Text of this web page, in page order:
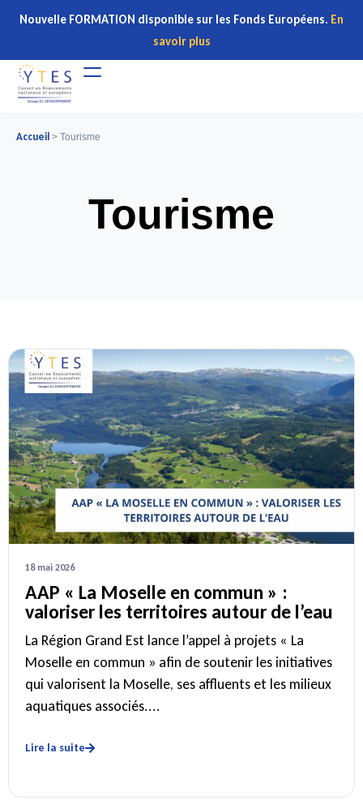
Nouvelle FORMATION disponible sur les Fonds Européens. En
savoir plus
Accueil > Tourisme
Tourisme
18 mai 2026
AAP « La Moselle en commun » :
valoriser les territoires autour de l’eau
La Région Grand Est lance l’appel à projets « La
Moselle en commun » afin de soutenir les initiatives
qui valorisent la Moselle, ses affluents et les milieux
aquatiques associés....
Lire la suite